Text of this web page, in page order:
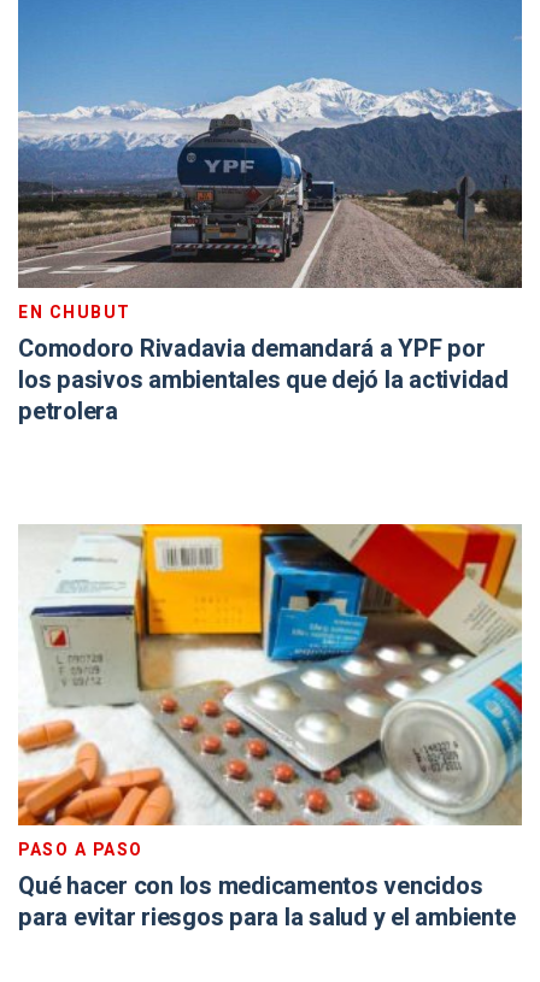
EN CHUBUT
Comodoro Rivadavia demandará a YPF por
los pasivos ambientales que dejó la actividad
petrolera
PASO A PASO
Qué hacer con los medicamentos vencidos
para evitar riesgos para la salud y el ambiente